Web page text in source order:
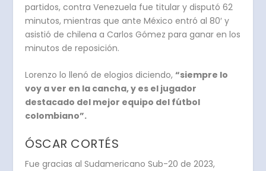
partidos, contra Venezuela fue titular y disputó 62
minutos, mientras que ante México entró al 80′ y
asistió de chilena a Carlos Gómez para ganar en los
minutos de reposición.
Lorenzo lo llenó de elogios diciendo,“siempre lo
voy a ver en la cancha, y es el jugador
destacado del mejor equipo del fútbol
colombiano”.
ÓSCAR CORTÉS
Fue gracias al Sudamericano Sub-20 de 2023,